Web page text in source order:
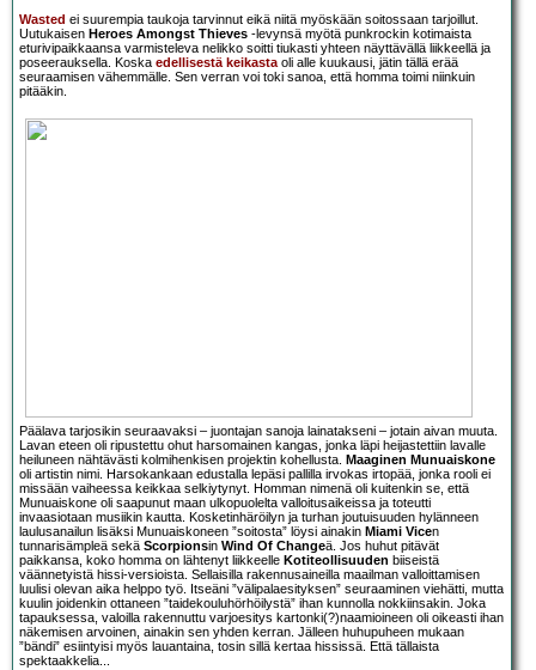
Wasted ei suurempia taukoja tarvinnut eikä niitä myöskään soitossaan tarjoillut.
Uutukaisen Heroes Amongst Thieves -levynsä myötä punkrockin kotimaista
eturivipaikkaansa varmisteleva nelikko soitti tiukasti yhteen näyttävällä liikkeellä ja
poseerauksella. Koska edellisestä keikastaoli alle kuukausi, jätin tällä erää
seuraamisen vähemmälle. Sen verran voi toki sanoa, että homma toimi niinkuin
pitääkin.
Päälava tarjosikin seuraavaksi – juontajan sanoja lainatakseni – jotain aivan muuta.
Lavan eteen oli ripustettu ohut harsomainen kangas, jonka läpi heijastettiin lavalle
heiluneen nähtävästi kolmihenkisen projektin kohellusta. Maaginen Munuaiskone
oli artistin nimi. Harsokankaan edustalla lepäsi pallilla irvokas irtopää, jonka rooli ei
missään vaiheessa keikkaa selkiytynyt. Homman nimenä oli kuitenkin se, että
Munuaiskone oli saapunut maan ulkopuolelta valloitusaikeissa ja toteutti
invaasiotaan musiikin kautta. Kosketinhäröilyn ja turhan joutuisuuden hylänneen
laulusanailun lisäksi Munuaiskoneen ”soitosta” löysi ainakin Miami Vicen
tunnarisämpleä sekä Scorpionsin Wind Of Changeä. Jos huhut pitävät
paikkansa, koko homma on lähtenyt liikkeelle Kotiteollisuuden biiseistä
väännetyistä hissi-versioista. Sellaisilla rakennusaineilla maailman valloittamisen
luulisi olevan aika helppo työ. Itseäni ”välipalaesityksen” seuraaminen viehätti, mutta
kuulin joidenkin ottaneen ”taidekouluhörhöilystä” ihan kunnolla nokkiinsakin. Joka
tapauksessa, valoilla rakennuttu varjoesitys kartonki(?)naamioineen oli oikeasti ihan
näkemisen arvoinen, ainakin sen yhden kerran. Jälleen huhupuheen mukaan
”bändi” esiintyisi myös lauantaina, tosin sillä kertaa hississä. Että tällaista
spektaakkelia...